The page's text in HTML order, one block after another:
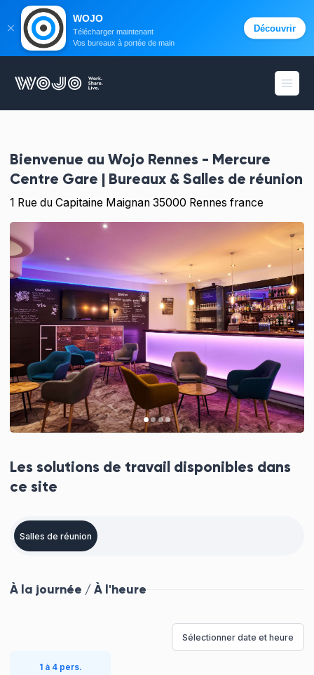
WOJO
Bienvenue au Wojo Rennes - Mercure
Centre Gare | Bureaux & Salles de réunion
1 Rue du Capitaine Maignan 35000 Rennes france
Les solutions de travail disponibles dans
ce site
Salles de réunion
À la journée / À l'heure
Sélectionner date et heure
1 à 4 pers.
WOJO
Télécharger maintenant
Vos bureaux à portée de main
Découvrir